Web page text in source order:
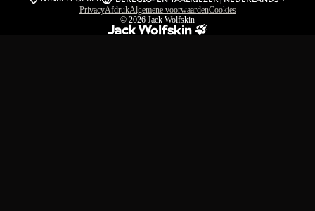
PrivacyAfdrukAlgemene voorwaardenCookies
© 2026 Jack Wolfskin